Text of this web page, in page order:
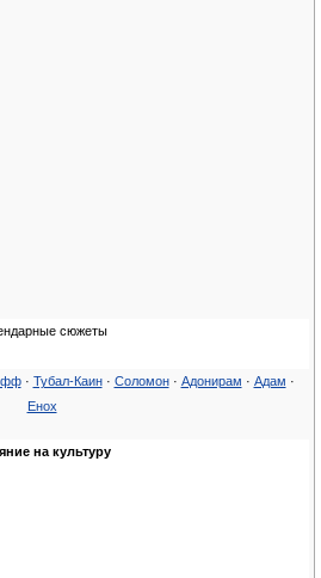
сюжеты
· Тубал-Каин· Соломон· Адонирам · Адам ·
Енох
на культуру